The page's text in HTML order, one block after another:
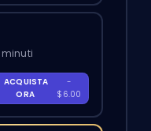
minuti
ACQUISTA
ORA
-
$6.00